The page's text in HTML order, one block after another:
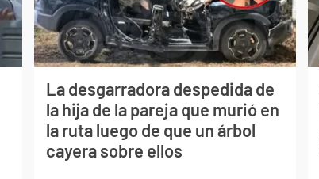
La desgarradora despedida de
la hija de la pareja que murió en
la ruta luego de que un árbol
cayera sobre ellos